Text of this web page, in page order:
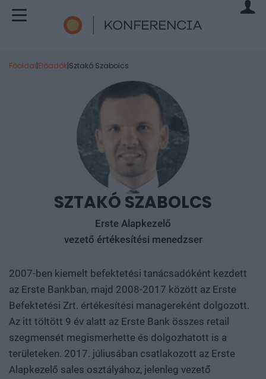
Főoldal|Előadók|Sztakó Szabolcs
SZTAKÓ SZABOLCS
Erste Alapkezelő
vezető értékesítési menedzser
2007-ben kiemelt befektetési tanácsadóként kezdett
az Erste Bankban, majd 2008-2017 között az Erste
Befektetési Zrt. értékesítési managereként dolgozott.
Az itt töltött 9 év alatt az Erste Bank összes retail
szegmensét megismerhette és dolgozhatott is a
területeken. 2017. júliusában csatlakozott az Erste
Alapkezelő sales osztályához, jelenleg vezető